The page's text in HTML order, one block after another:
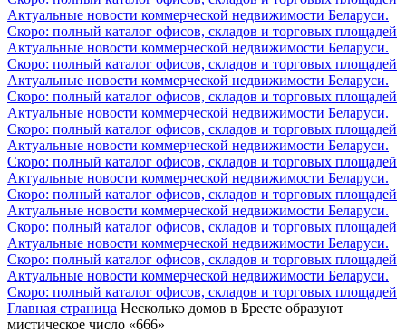
Актуальные новости коммерческой недвижимости Беларуси.
Скоро: полный каталог офисов, складов и торговых площадей
Актуальные новости коммерческой недвижимости Беларуси.
Скоро: полный каталог офисов, складов и торговых площадей
Актуальные новости коммерческой недвижимости Беларуси.
Скоро: полный каталог офисов, складов и торговых площадей
Актуальные новости коммерческой недвижимости Беларуси.
Скоро: полный каталог офисов, складов и торговых площадей
Актуальные новости коммерческой недвижимости Беларуси.
Скоро: полный каталог офисов, складов и торговых площадей
Актуальные новости коммерческой недвижимости Беларуси.
Скоро: полный каталог офисов, складов и торговых площадей
Актуальные новости коммерческой недвижимости Беларуси.
Скоро: полный каталог офисов, складов и торговых площадей
Актуальные новости коммерческой недвижимости Беларуси.
Скоро: полный каталог офисов, складов и торговых площадей
Актуальные новости коммерческой недвижимости Беларуси.
Скоро: полный каталог офисов, складов и торговых площадей
Главная страница Несколько домов в Бресте образуют
мистическое число «666»